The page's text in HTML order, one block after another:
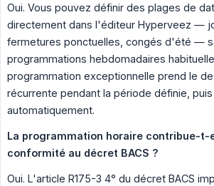
Oui. Vous pouvez définir des plages de
directement dans l'éditeur Hyperveez —
fermetures ponctuelles, congés d'été —
programmations hebdomadaires
programmation exceptionnelle prend le
récurrente pendant la période définie,
automatiquement.
La programmation horaire contribue-t-
conformité au décret BACS ?
Oui. L'article R175-3 4° du décret BACS